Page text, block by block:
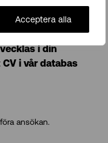
Acceptera alla
i din
i vår databas
ansökan.